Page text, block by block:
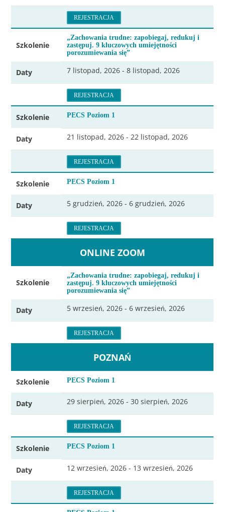
REJESTRACJA
Szkolenie
„Zachowania trudne: zapobiegaj, redukuj i
zastępuj. 9 kluczowych umiejętności
porozumiewania się”
Daty 7 listopad, 2026 - 8 listopad, 2026
REJESTRACJA
Szkolenie PECS Poziom 1
Daty 21 listopad, 2026 - 22 listopad, 2026
REJESTRACJA
Szkolenie PECS Poziom 1
Daty 5 grudzień, 2026 - 6 grudzień, 2026
REJESTRACJA
ONLINE ZOOM
Szkolenie
„Zachowania trudne: zapobiegaj, redukuj i
zastępuj. 9 kluczowych umiejętności
porozumiewania się”
Daty 5 wrzesień, 2026 - 6 wrzesień, 2026
REJESTRACJA
POZNAŃ
Szkolenie PECS Poziom 1
Daty 29 sierpień, 2026 - 30 sierpień, 2026
REJESTRACJA
Szkolenie PECS Poziom 1
Daty 12 wrzesień, 2026 - 13 wrzesień, 2026
REJESTRACJA